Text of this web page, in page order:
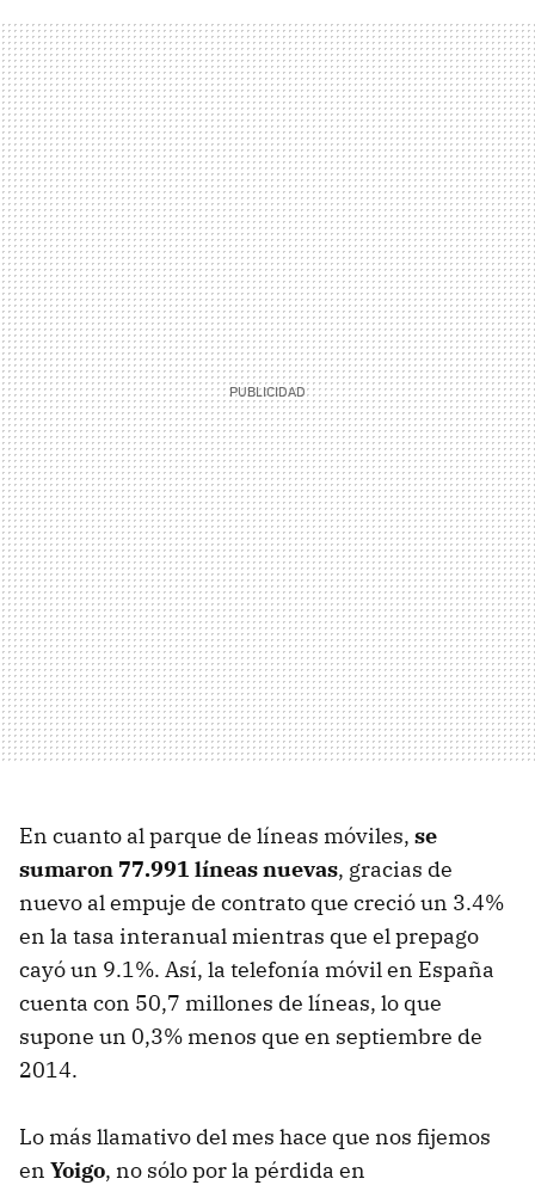
En cuanto al parque de líneas móviles, se
sumaron 77.991 líneas nuevas, gracias de
nuevo al empuje de contrato que creció un 3.4%
en la tasa interanual mientras que el prepago
cayó un 9.1%. Así, la telefonía móvil en España
cuenta con 50,7 millones de líneas, lo que
supone un 0,3% menos que en septiembre de
2014.
Lo más llamativo del mes hace que nos fijemos
en Yoigo, no sólo por la pérdida en